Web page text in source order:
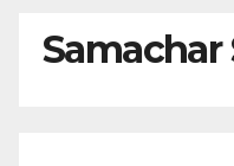
Samachar